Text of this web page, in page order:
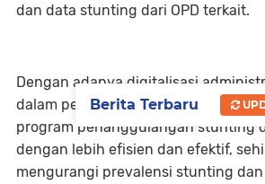
dan data stunting dari OPD terkait.
Dengan adanya digitalisasi
dalam penanganan stunting,
program penanggulangan stunting
dengan lebih efisien dan efektif,
mengurangi prevalensi stunting
Berita Terbaru